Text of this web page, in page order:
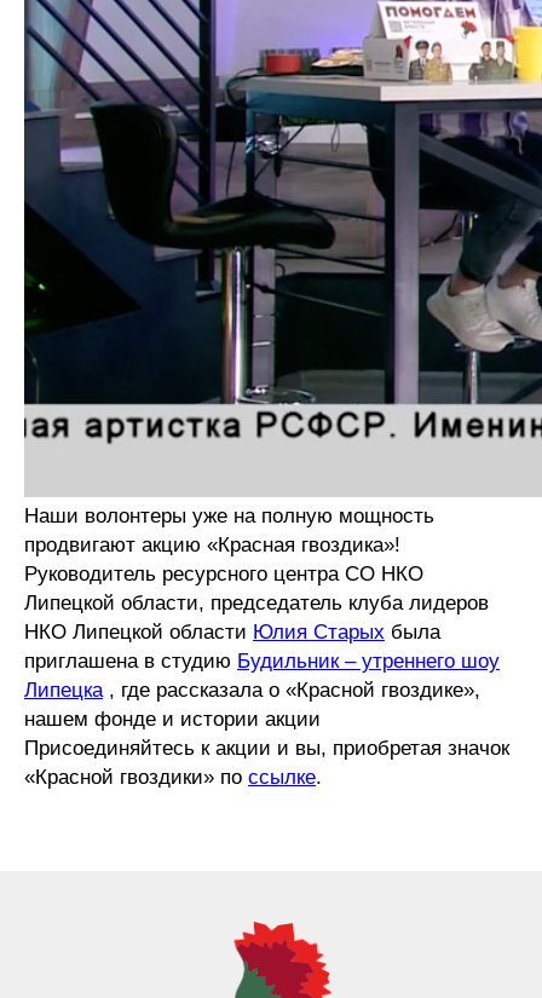
Наши волонтеры уже на полную мощность
продвигают акцию «Красная гвоздика»!
Руководитель ресурсного центра СО НКО
Липецкой области, председатель клуба лидеров
НКО Липецкой области Юлия Старых была
приглашена в студию Будильник – утреннего шоу
Липецка, где рассказала о «Красной гвоздике»,
нашем фонде и истории акции
Присоединяйтесь к акции и вы, приобретая значок
«Красной гвоздики» по ссылке.